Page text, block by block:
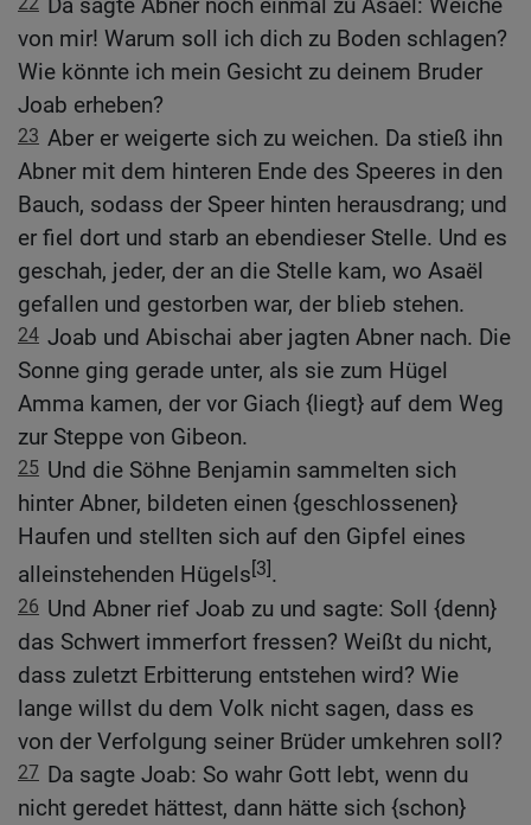
Da sagte Abner noch einmal zu Asaël: Weiche
von mir! Warum soll ich dich zu Boden schlagen?
Wie könnte ich mein Gesicht zu deinem Bruder
Joab erheben?
23 Aber er weigerte sich zu weichen. Da stieß ihn
Abner mit dem hinteren Ende des Speeres in den
Bauch, sodass der Speer hinten herausdrang; und
er fiel dort und starb an ebendieser Stelle. Und es
geschah, jeder, der an die Stelle kam, wo Asaël
gefallen und gestorben war, der blieb stehen.
24 Joab und Abischai aber jagten Abner nach. Die
Sonne ging gerade unter, als sie zum Hügel
Amma kamen, der vor Giach {liegt} auf dem Weg
zur Steppe von Gibeon.
25 Und die Söhne Benjamin sammelten sich
hinter Abner, bildeten einen {geschlossenen}
Haufen und stellten sich auf den Gipfel eines
alleinstehenden Hügels[3].
26 Und Abner rief Joab zu und sagte: Soll {denn}
das Schwert immerfort fressen? Weißt du nicht,
dass zuletzt Erbitterung entstehen wird? Wie
lange willst du dem Volk nicht sagen, dass es
von der Verfolgung seiner Brüder umkehren soll?
27 Da sagte Joab: So wahr Gott lebt, wenn du
nicht geredet hättest, dann hätte sich {schon}